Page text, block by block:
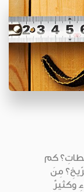
كم
مِنَ
وكثيرٌ